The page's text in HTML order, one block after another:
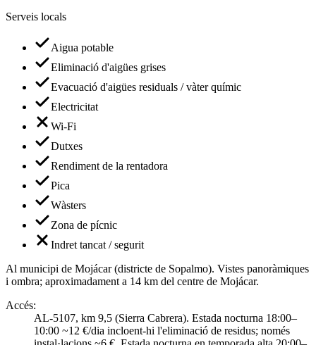
Serveis locals
Aigua potable
Eliminació d'aigües grises
Evacuació d'aigües residuals / vàter químic
Electricitat
Wi-Fi
Dutxes
Rendiment de la rentadora
Pica
Wàsters
Zona de pícnic
Indret tancat / segurit
Al municipi de Mojácar (districte de Sopalmo). Vistes panoràmiques
i ombra; aproximadament a 14 km del centre de Mojácar.
Accés:
AL-5107, km 9,5 (Sierra Cabrera). Estada nocturna 18:00–
10:00 ~12 €/dia incloent-hi l'eliminació de residus; només